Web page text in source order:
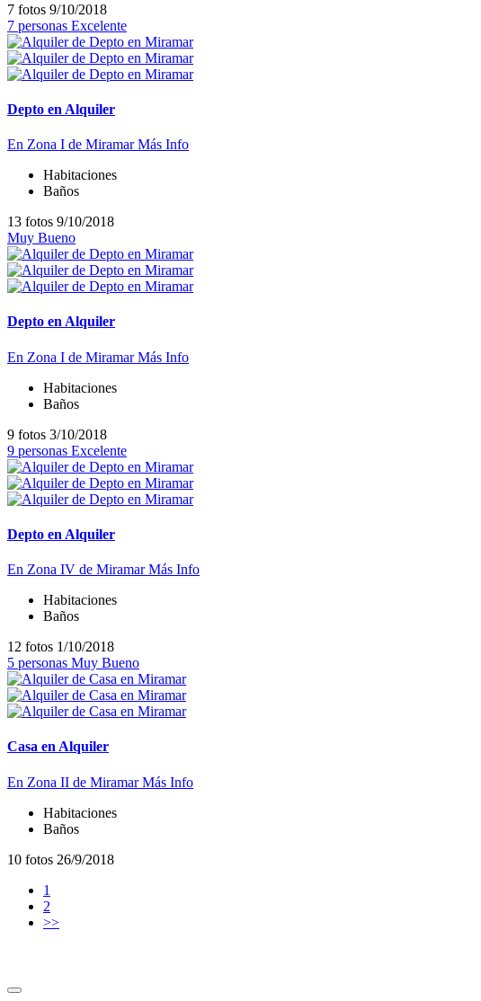
7 fotos 9/10/2018
7 personas Excelente
Depto en Alquiler
En Zona I de MiramarMás Info
Habitaciones
Baños
13 fotos 9/10/2018
Muy Bueno
Depto en Alquiler
En Zona I de MiramarMás Info
Habitaciones
Baños
9 fotos 3/10/2018
9 personas Excelente
Depto en Alquiler
En Zona IV de MiramarMás Info
Habitaciones
Baños
12 fotos 1/10/2018
5 personas Muy Bueno
Casa en Alquiler
En Zona II de MiramarMás Info
Habitaciones
Baños
10 fotos 26/9/2018
1
2
>>